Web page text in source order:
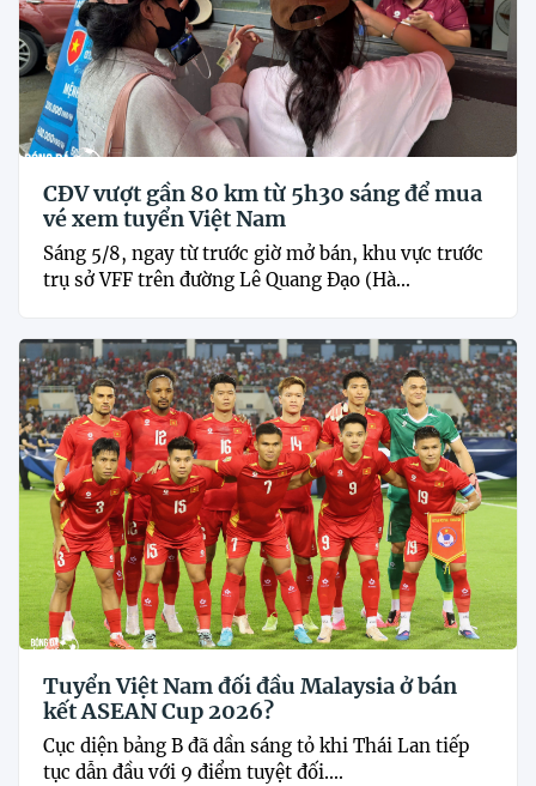
CĐV vượt gần 80 km từ 5h30 sáng để mua
vé xem tuyển Việt Nam
Sáng 5/8, ngay từ trước giờ mở bán, khu vực trước
trụ sở VFF trên đường Lê Quang Đạo (Hà...
Tuyển Việt Nam đối đầu Malaysia ở bán
kết ASEAN Cup 2026?
Cục diện bảng B đã dần sáng tỏ khi Thái Lan tiếp
tục dẫn đầu với 9 điểm tuyệt đối....